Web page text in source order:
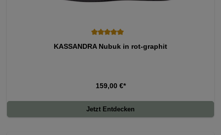
KASSANDRA Nubuk in rot-graphit
159,00 €*
Jetzt Entdecken